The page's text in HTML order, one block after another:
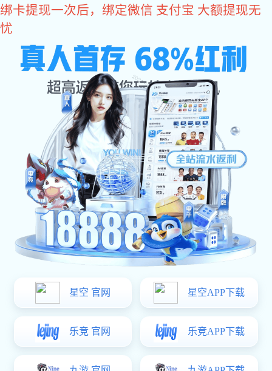
xk星空体育
xk星
xk星空体育> 资讯>xk星空体育建站 >
xk星空体育SEO网站设计制作优化有哪些小细节？
2021-08-21
的浏览习惯和审美观。国内网站的网站设计制作大多喜欢使用炫目的
动画，不注重实用性。外国人在建车站时不喜欢这些花哨的东西。他
们需要的是实用性和氛围性，所以在搭建网站的时候，xk星空体育 需
要注意网站页面的实用性设置，可以引导客户快速完成购物过程。它
后进行测试。直接效仿国内网站的设计模式，成为英语站的站长。结